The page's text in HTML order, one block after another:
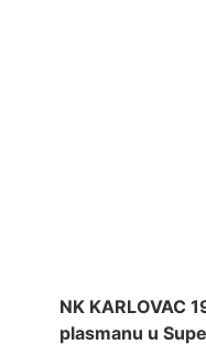
NK KARLOVAC
plasmanu u